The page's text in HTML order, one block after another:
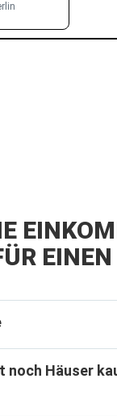
EINEN
Häuser